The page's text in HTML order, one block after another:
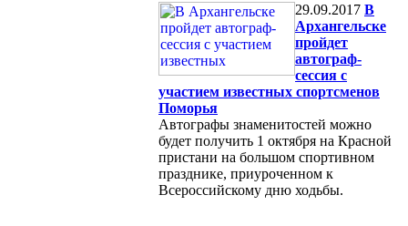
29.09.2017 В
Архангельске
пройдет
автограф-
сессия с
участием известных спортсменов
Поморья
Автографы знаменитостей можно
будет получить 1 октября на Красной
пристани на большом спортивном
празднике, приуроченном к
Всероссийскому дню ходьбы.